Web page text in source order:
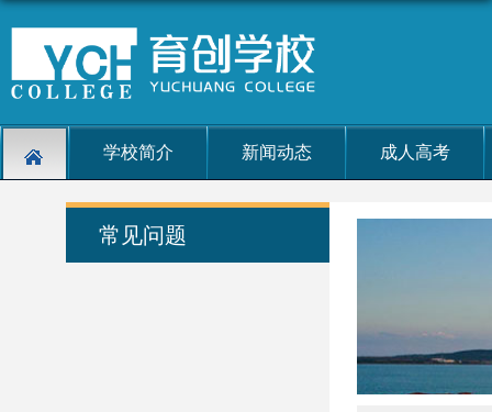
学校简介 新闻动态 成人高考
常见问题